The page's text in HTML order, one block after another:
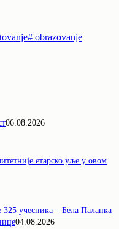
# obrazovanje
06.08.2026
етарско уље у овом
325 учесника – Бела Паланка
04.08.2026